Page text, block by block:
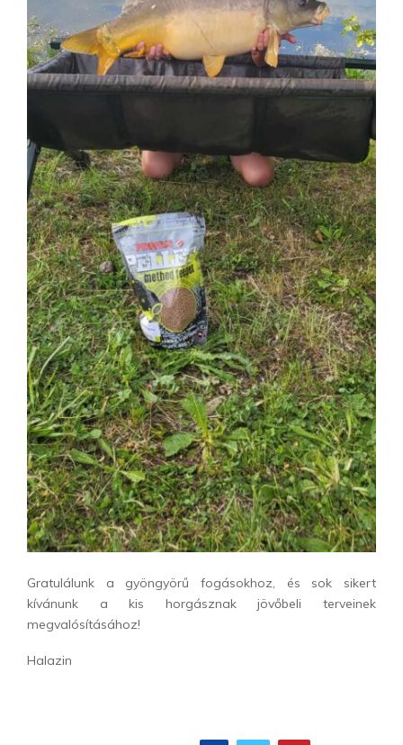
Gratulálunk a gyöngyörű fogásokhoz, és sok sikert
kívánunk a kis horgásznak jövőbeli terveinek
megvalósításához!
Halazin